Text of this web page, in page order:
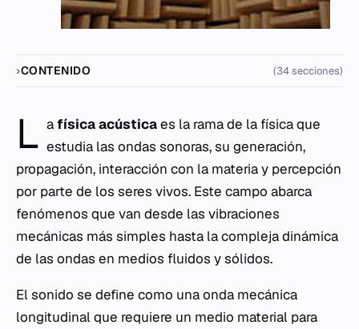
CONTENIDO (34 secciones)
L afísica acústicaes la rama de la física que
estudia las ondas sonoras, su generación,
propagación, interacción con la materia y percepción
por parte de los seres vivos. Este campo abarca
fenómenos que van desde las vibraciones
mecánicas más simples hasta la compleja dinámica
de las ondas en medios fluidos y sólidos.
El sonido se define como una onda mecánica
longitudinal que requiere un medio material para